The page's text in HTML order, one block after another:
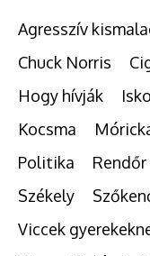
Agresszív
Chuck Norris
Hogy hívják
Kocsma
Politika
Rendőr
Székely
Viccek